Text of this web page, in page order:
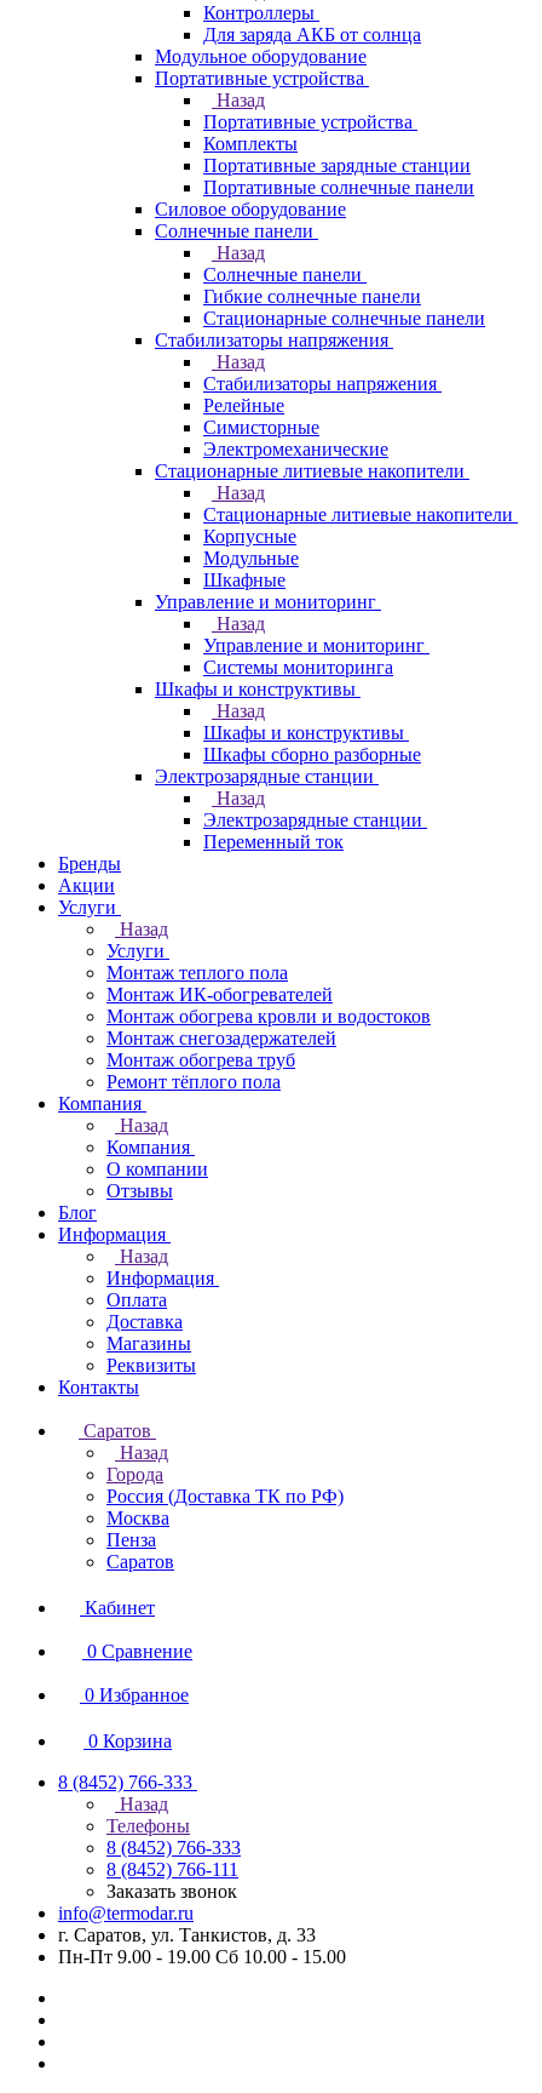
Контроллеры
Для заряда АКБ от солнца
Модульное оборудование
Портативные устройства
Назад
Портативные устройства
Комплекты
Портативные зарядные станции
Портативные солнечные панели
Силовое оборудование
Солнечные панели
Назад
Солнечные панели
Гибкие солнечные панели
Стационарные солнечные панели
Стабилизаторы напряжения
Назад
Стабилизаторы напряжения
Релейные
Симисторные
Электромеханические
Стационарные литиевые накопители
Назад
Стационарные литиевые накопители
Корпусные
Модульные
Шкафные
Управление и мониторинг
Назад
Управление и мониторинг
Системы мониторинга
Шкафы и конструктивы
Назад
Шкафы и конструктивы
Шкафы сборно разборные
Электрозарядные станции
Назад
Электрозарядные станции
Переменный ток
Бренды
Акции
Услуги
Назад
Услуги
Монтаж теплого пола
Монтаж ИК-обогревателей
Монтаж обогрева кровли и водостоков
Монтаж снегозадержателей
Монтаж обогрева труб
Ремонт тёплого пола
Компания
Назад
Компания
О компании
Отзывы
Блог
Информация
Назад
Информация
Оплата
Доставка
Магазины
Реквизиты
Контакты
Саратов
Назад
Города
Россия (Доставка ТК по РФ)
Москва
Пенза
Саратов
Кабинет
0 Сравнение
0 Избранное
0 Корзина
8 (8452) 766-333
Назад
Телефоны
8 (8452) 766-333
8 (8452) 766-111
Заказать звонок
info@termodar.ru
г. Саратов, ул. Танкистов, д. 33
Пн-Пт 9.00 - 19.00 Сб 10.00 - 15.00